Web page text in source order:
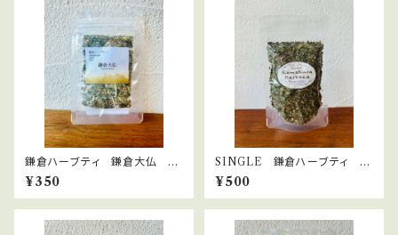
鎌倉ハーブティ 鎌倉大仏
【ティーバッグ】1.5g×2bags
¥350
SINGLE 鎌倉ハーブティ ペ
パーミント 15ｇ
¥500